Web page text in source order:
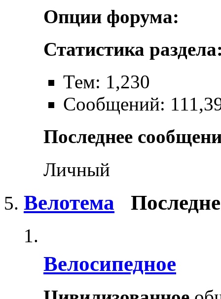
Опции форума:
Статистика
Тем: 1,230
Сообщений:
Последнее
Личный
Велотема
Велосипедное